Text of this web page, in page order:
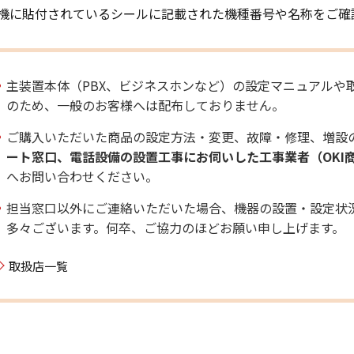
に貼付されているシールに記載された機種番号や名称をご
主装置本体（PBX、ビジネスホンなど）の設定マニュアル
のため、一般のお客様へは配布しておりません。
ご購入いただいた商品の設定方法・変更、故障・修理、増
ート窓口、電話設備の設置工事にお伺いした工事業者（OKI
へお問い合わせください。
担当窓口以外にご連絡いただいた場合、機器の設置・設定
多々ございます。何卒、ご協力のほどお願い申し上げます。
取扱店一覧